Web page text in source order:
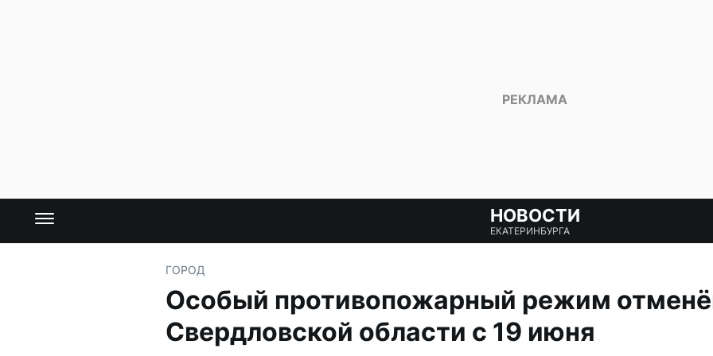
НОВОСТИ
ЕКАТЕРИНБУРГА
ГОРОД
Особый противопожарный режим
Свердловской области с 19 июня